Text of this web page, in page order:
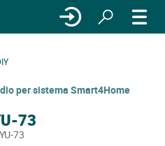
per sistema Smart4Home
73
73